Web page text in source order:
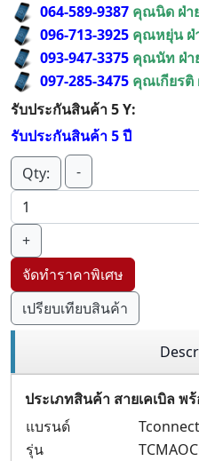
064-589-9387 คุณนิด ฝ่า
096-713-3925 คุณหยุ่น ฝ่
093-947-3375 คุณนัท ฝ่า
097-285-3475 คุณเกียรติ
รับประกันสินค้า 5 Y:
รับประกันสินค้า 5 ปี
Qty:
-
+
จัดทำราคาพิเศษ
เปรียบเทียบสินค้า
ประเภทสินค้า สายเคเบิล พ
แบรนด์
Tconnect
รุ่น